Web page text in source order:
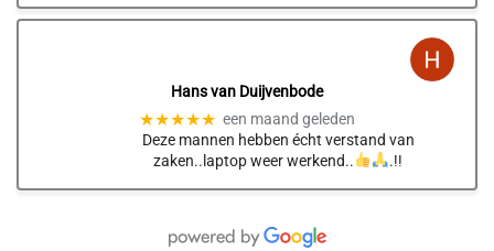
Hans van Duijvenbode
★★★★★ een maand geleden
Deze mannen hebben écht verstand van
zaken..laptop weer werkend..
.!!